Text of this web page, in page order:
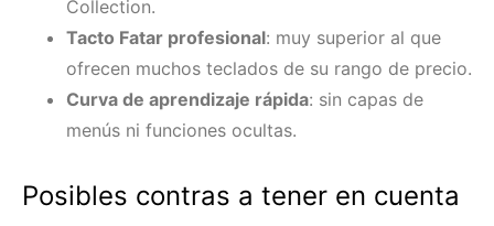
Collection.
Tacto Fatar profesional: muy superior al que
ofrecen muchos teclados de su rango de precio.
Curva de aprendizaje rápida: sin capas de
menús ni funciones ocultas.
Posibles contras a tener en cuenta